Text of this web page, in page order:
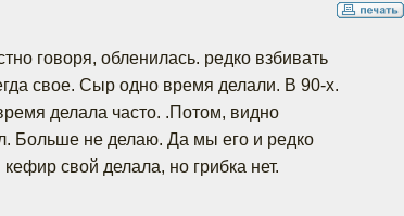
говоря, обленилась. редко взбивать
свое. Сыр одно время делали. В 90-х.
делала часто. .Потом, видно
Больше не делаю. Да мы его и редко
свой делала, но грибка нет.